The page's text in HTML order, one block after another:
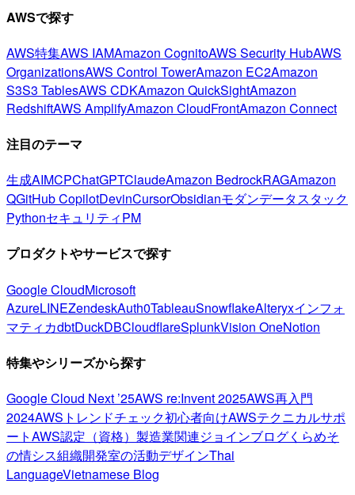
AWSで探す
AWS特集AWS IAMAmazon CognitoAWS Security HubAWS
OrganizationsAWS Control TowerAmazon EC2Amazon
S3S3 TablesAWS CDKAmazon QuickSightAmazon
RedshiftAWS AmplifyAmazon CloudFrontAmazon Connect
注目のテーマ
生成AIMCPChatGPTClaudeAmazon BedrockRAGAmazon
QGitHub CopilotDevinCursorObsidianモダンデータスタック
PythonセキュリティPM
プロダクトやサービスで探す
Google CloudMicrosoft
AzureLINEZendeskAuth0TableauSnowflakeAlteryxインフォ
マティカdbtDuckDBCloudflareSplunkVision OneNotion
特集やシリーズから探す
Google Cloud Next ’25AWS re:Invent 2025AWS再入門
2024AWSトレンドチェック初心者向けAWSテクニカルサポ
ートAWS認定（資格） 製造業関連ジョインブログくらめそ
の情シス組織開発室の活動デザインThai
LanguageVietnamese Blog